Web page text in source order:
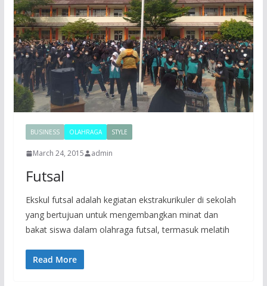
BUSINESS OLAHRAGA STYLE
March 24, 2015 admin
Futsal
Ekskul futsal adalah kegiatan ekstrakurikuler di sekolah
yang bertujuan untuk mengembangkan minat dan
bakat siswa dalam olahraga futsal, termasuk melatih
Read More